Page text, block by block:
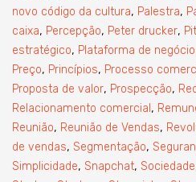
novo código da cultura, Palestra,
caixa, Percepção, Peter drucker,
estratégico, Plataforma de
Preço, Princípios, Processo
Proposta de valor, Prospecção,
Relacionamento comercial ,
Reunião, Reunião de Vendas,
de vendas, Segmentação,
Simplicidade, Snapchat, Sociedade